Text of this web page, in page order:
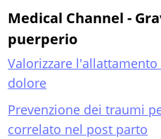
Medical Channel -
puerperio
Valorizzare
dolore
Prevenzione dei traumi
correlato nel post parto